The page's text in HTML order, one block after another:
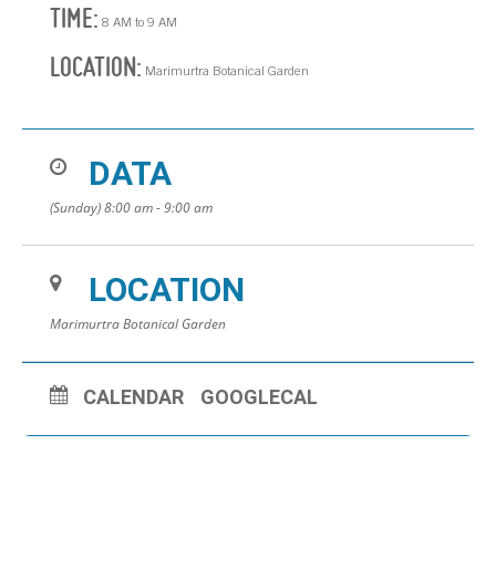
TIME: 8 AM to 9 AM
LOCATION: Marimurtra Botanical Garden
DATA
(Sunday) 8:00 am - 9:00 am
LOCATION
Marimurtra Botanical Garden
CALENDAR GOOGLECAL